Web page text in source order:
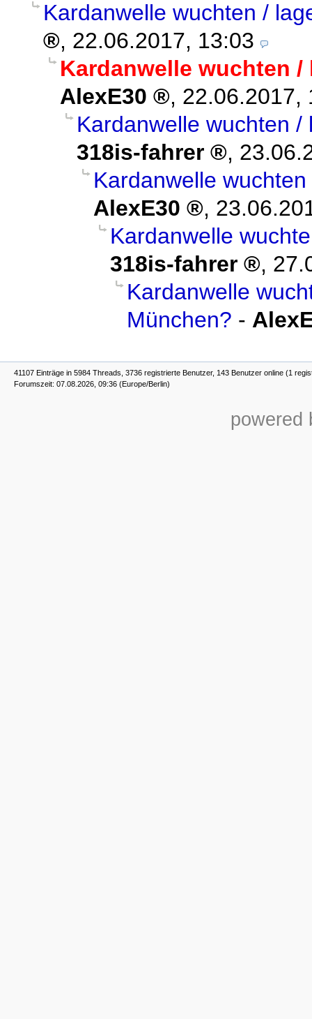
Kardanwelle wuchten /
, 22.06.2017, 13:03
Kardanwelle wuchten
AlexE30
, 22.06.2017,
Kardanwelle wuchten
318is-fahrer
,
Kardanwelle
AlexE30
,
Kardanwelle
318is-fahrer
,
Kardanwelle
München? -
41107 Einträge in 5984 Threads, 3736 registrierte Benutzer, 143 Benutzer online (1
Forumszeit: 07.08.2026, 09:36 (Europe/Berlin)
powered